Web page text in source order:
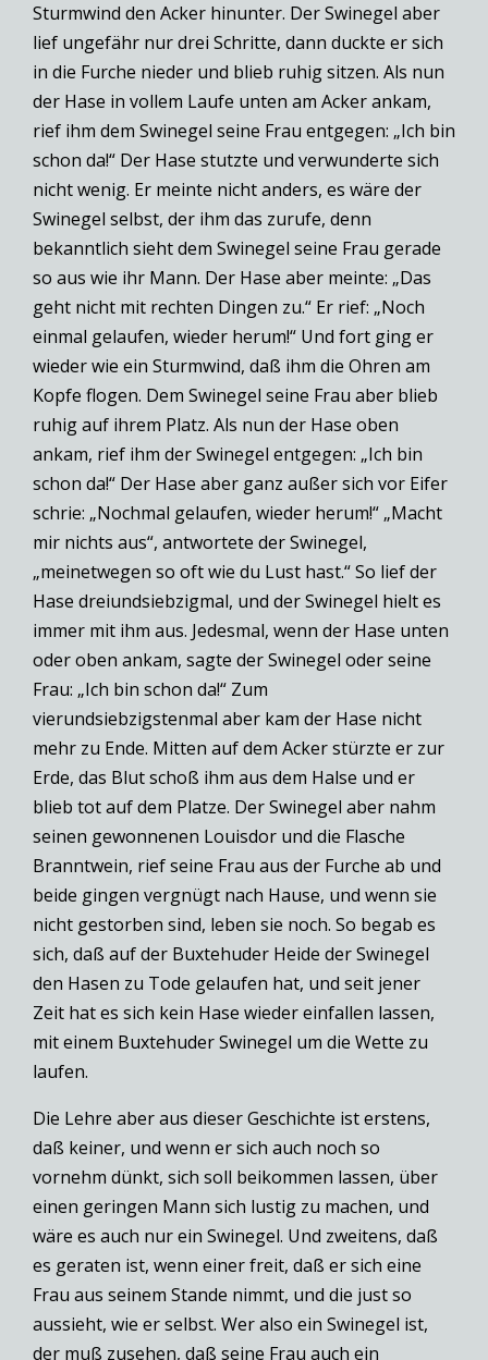
Sturmwind den Acker hinunter. Der Swinegel aber
lief ungefähr nur drei Schritte, dann duckte er sich
in die Furche nieder und blieb ruhig sitzen. Als nun
der Hase in vollem Laufe unten am Acker ankam,
rief ihm dem Swinegel seine Frau entgegen: „Ich bin
schon da!“ Der Hase stutzte und verwunderte sich
nicht wenig. Er meinte nicht anders, es wäre der
Swinegel selbst, der ihm das zurufe, denn
bekanntlich sieht dem Swinegel seine Frau gerade
so aus wie ihr Mann. Der Hase aber meinte: „Das
geht nicht mit rechten Dingen zu.“ Er rief: „Noch
einmal gelaufen, wieder herum!“ Und fort ging er
wieder wie ein Sturmwind, daß ihm die Ohren am
Kopfe flogen. Dem Swinegel seine Frau aber blieb
ruhig auf ihrem Platz. Als nun der Hase oben
ankam, rief ihm der Swinegel entgegen: „Ich bin
schon da!“ Der Hase aber ganz außer sich vor Eifer
schrie: „Nochmal gelaufen, wieder herum!“ „Macht
mir nichts aus“, antwortete der Swinegel,
„meinetwegen so oft wie du Lust hast.“ So lief der
Hase dreiundsiebzigmal, und der Swinegel hielt es
immer mit ihm aus. Jedesmal, wenn der Hase unten
oder oben ankam, sagte der Swinegel oder seine
Frau: „Ich bin schon da!“ Zum
vierundsiebzigstenmal aber kam der Hase nicht
mehr zu Ende. Mitten auf dem Acker stürzte er zur
Erde, das Blut schoß ihm aus dem Halse und er
blieb tot auf dem Platze. Der Swinegel aber nahm
seinen gewonnenen Louisdor und die Flasche
Branntwein, rief seine Frau aus der Furche ab und
beide gingen vergnügt nach Hause, und wenn sie
nicht gestorben sind, leben sie noch. So begab es
sich, daß auf der Buxtehuder Heide der Swinegel
den Hasen zu Tode gelaufen hat, und seit jener
Zeit hat es sich kein Hase wieder einfallen lassen,
mit einem Buxtehuder Swinegel um die Wette zu
laufen.
Die Lehre aber aus dieser Geschichte ist erstens,
daß keiner, und wenn er sich auch noch so
vornehm dünkt, sich soll beikommen lassen, über
einen geringen Mann sich lustig zu machen, und
wäre es auch nur ein Swinegel. Und zweitens, daß
es geraten ist, wenn einer freit, daß er sich eine
Frau aus seinem Stande nimmt, und die just so
aussieht, wie er selbst. Wer also ein Swinegel ist,
der muß zusehen, daß seine Frau auch ein